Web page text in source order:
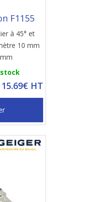
F1155
à 45° et
10 mm
HT